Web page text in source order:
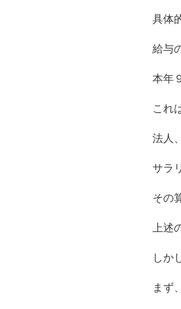
具体
給与
本年
これ
法人
サラ
その
上述
しか
まず